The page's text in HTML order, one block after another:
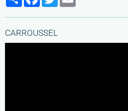
CARROUSSEL